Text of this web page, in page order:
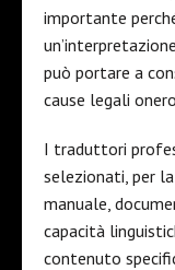
importante
può portare a
cause legali
I traduttori
selezionati, per
manuale,
capacità
contenuto